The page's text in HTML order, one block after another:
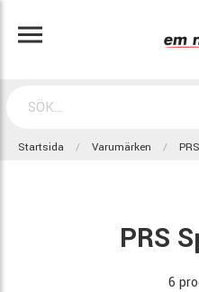
Startsida Varumärken PRS
PRS
6